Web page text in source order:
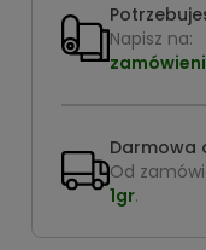
Napisz na:
Darmowa
Od
1gr.